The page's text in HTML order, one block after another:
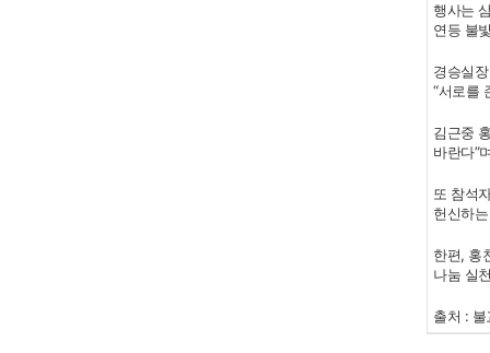
행사는
연등 불
경승실
“서로를
김근중
바란다”
또 참석
헌신하
한편, 홍
나눔 실
출처 :